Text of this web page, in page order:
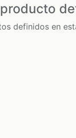
definidos en